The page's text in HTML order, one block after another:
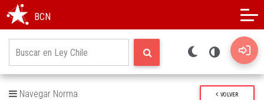
BCN
Navegar Norma VOLVER